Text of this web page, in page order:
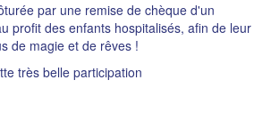
par une remise de chèque d'un
profit des enfants hospitalisés, afin de leur
de magie et de rêves !
très belle participation